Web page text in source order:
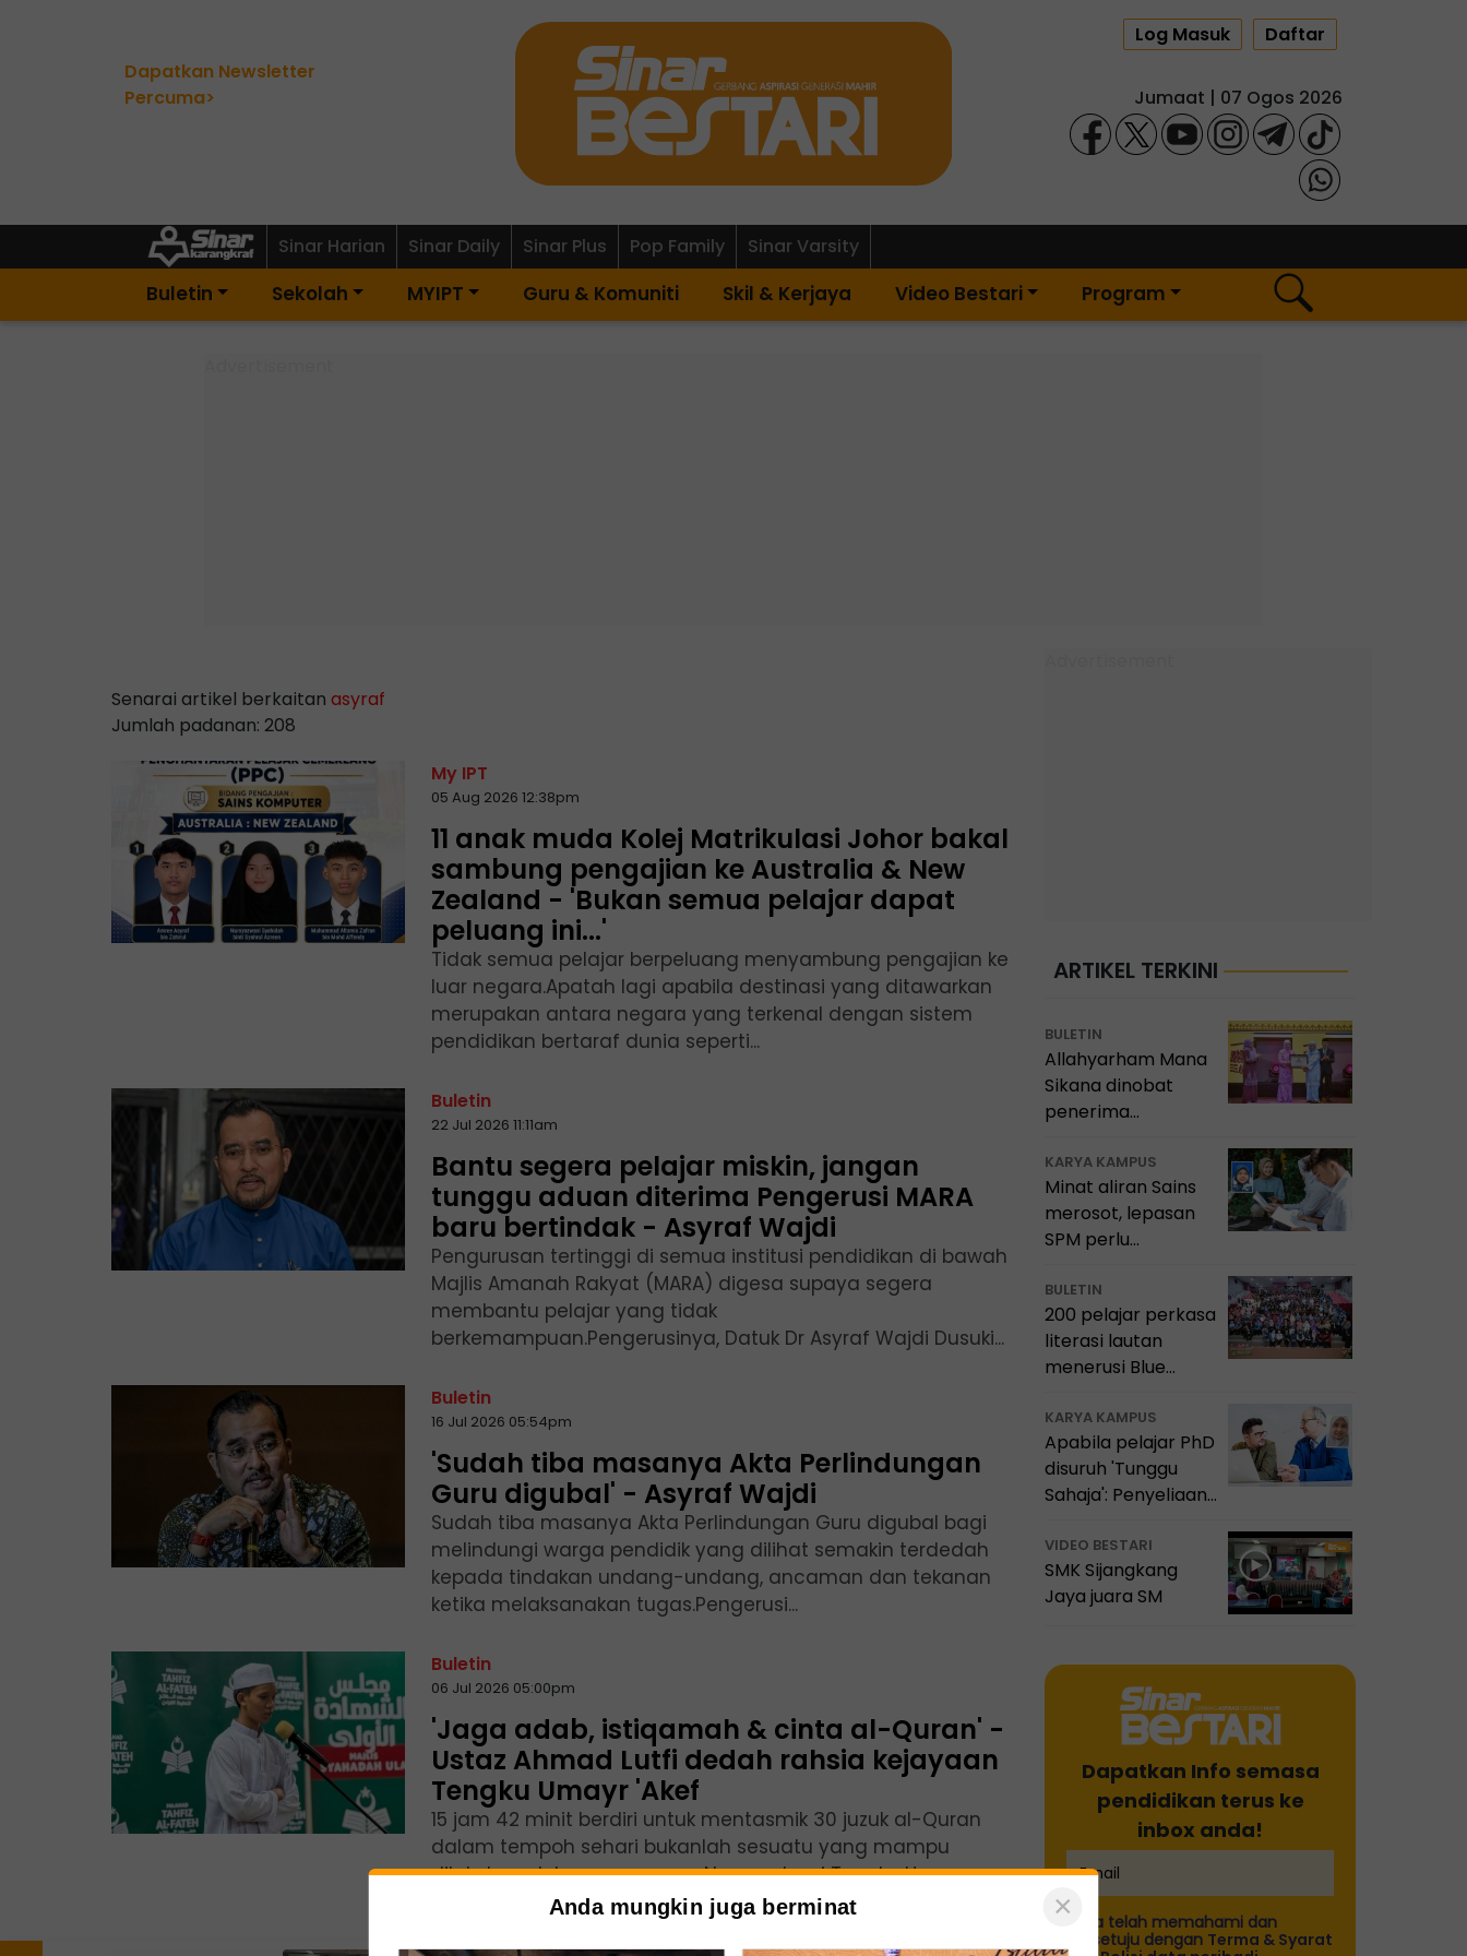
Dapatkan Newsletter
Percuma>
Log Masuk Daftar
Jumaat | 07 Ogos 2026
Sinar Harian Sinar Daily Sinar Plus Pop Family Sinar Varsity
Buletin Sekolah MYIPT Guru & Komuniti Skil & Kerjaya Video Bestari Program
Senarai artikel berkaitan asyraf
Jumlah padanan: 208
My IPT
05 Aug 2026 12:38pm
11 anak muda Kolej Matrikulasi Johor bakal
sambung pengajian ke Australia & New
Zealand - 'Bukan semua pelajar dapat
peluang ini...'
Tidak semua pelajar berpeluang menyambung pengajian ke
luar negara.Apatah lagi apabila destinasi yang ditawarkan
merupakan antara negara yang terkenal dengan sistem
pendidikan bertaraf dunia seperti...
Buletin
22 Jul 2026 11:11am
Bantu segera pelajar miskin, jangan
tunggu aduan diterima Pengerusi MARA
baru bertindak - Asyraf Wajdi
Pengurusan tertinggi di semua institusi pendidikan di bawah
Majlis Amanah Rakyat (MARA) digesa supaya segera
membantu pelajar yang tidak
berkemampuan.Pengerusinya, Datuk Dr Asyraf Wajdi Dusuki...
Buletin
16 Jul 2026 05:54pm
'Sudah tiba masanya Akta Perlindungan
Guru digubal' - Asyraf Wajdi
Sudah tiba masanya Akta Perlindungan Guru digubal bagi
melindungi warga pendidik yang dilihat semakin terdedah
kepada tindakan undang-undang, ancaman dan tekanan
ketika melaksanakan tugas.Pengerusi...
Buletin
06 Jul 2026 05:00pm
'Jaga adab, istiqamah & cinta al-Quran' -
Ustaz Ahmad Lutfi dedah rahsia kejayaan
Tengku Umayr 'Akef
15 jam 42 minit berdiri untuk mentasmik 30 juzuk al-Quran
dalam tempoh sehari bukanlah sesuatu yang mampu
dilakukan oleh semua orang.Namun, bagi Tengku Umayr
'Akef Tengku Asyraf, cabaran besar itu...
ARTIKEL TERKINI
BULETIN
Allahyarham Mana
Sikana dinobat
penerima
Negara ke-16
KARYA KAMPUS
Minat aliran Sains
merosot, lepasan
SPM perlu
kerjaya'
BULETIN
200 pelajar perkasa
literasi lautan
menerusi Blue
Marine Camp 2026
KARYA KAMPUS
Apabila pelajar PhD
disuruh 'Tunggu
Sahaja': Penyeliaan
VIDEO BESTARI
SMK Sijangkang
Jaya juara SM
Dapatkan Info semasa
pendidikan terus ke
inbox anda!
Saya telah memahami dan
bersetuju dengan Terma & Syarat
Anda mungkin juga berminat ×